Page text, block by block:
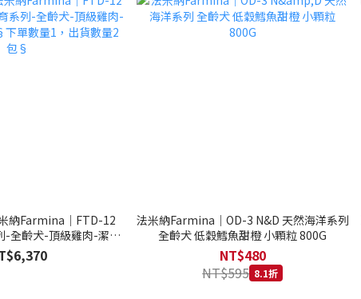
納Farmina｜FTD-12
-全齡犬-頂級雞肉-潔牙
數量1，出貨數量2包§
法米納Farmina｜OD-3 N&D 天然海洋系列
全齡犬 低穀鱈魚甜橙 小顆粒 800G
NT$480
NT$595 8.1折